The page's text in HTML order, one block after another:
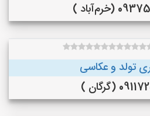
)
تولد و عکاسی
(گرگان )